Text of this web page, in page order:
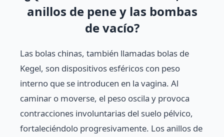
anillos de pene y las bombas
de vacío?
Las bolas chinas, también llamadas bolas de
Kegel, son dispositivos esféricos con peso
interno que se introducen en la vagina. Al
caminar o moverse, el peso oscila y provoca
contracciones involuntarias del suelo pélvico,
fortaleciéndolo progresivamente. Los anillos de